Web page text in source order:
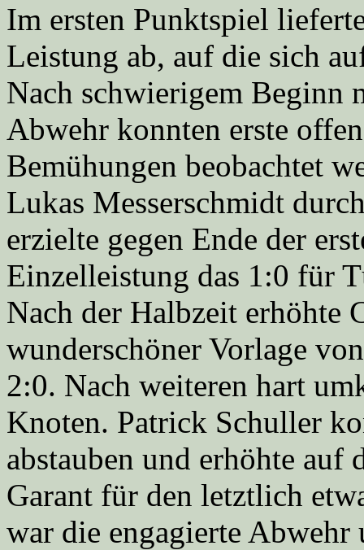
Im ersten Punktspiel
Leistung ab, auf die sich
Nach schwierigem Beginn
Abwehr konnten erste
Bemühungen beobachtet
Lukas Messerschmidt
erzielte gegen Ende der
Einzelleistung das 1:0 für
Nach der Halbzeit erhöhte
wunderschöner Vorlage
2:0. Nach weiteren hart
Knoten. Patrick Schuller
abstauben und erhöhte auf
Garant für den letztlich
war die engagierte Abwehr